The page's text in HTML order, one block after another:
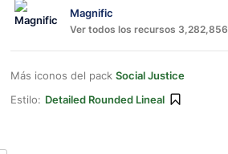
Magnific
Ver todos los recursos 3,282,856
Más iconos del pack Social Justice
Estilo: Detailed Rounded Lineal